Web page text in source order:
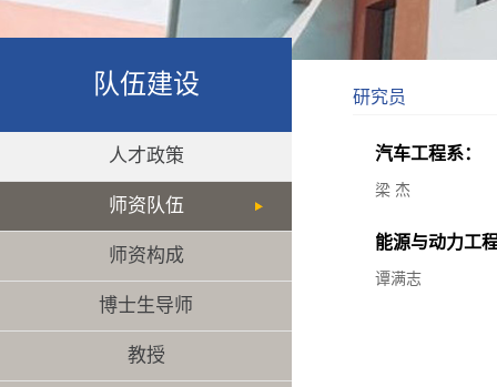
队伍建设
人才政策
师资队伍
师资构成
博士生导师
教授
研究员
汽车工程系：
梁 杰
能源与动力工
谭满志